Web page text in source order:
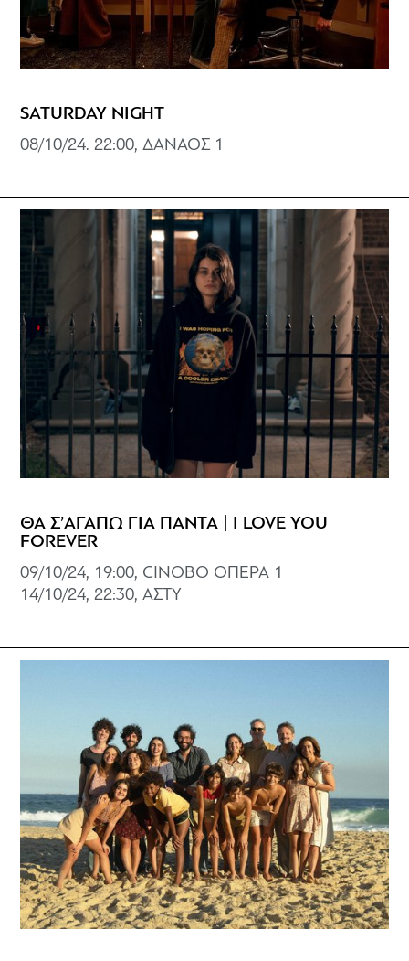
SATURDAY NIGHT
08/10/24. 22:00, ΔΑΝΑΟΣ 1
ΘΑ Σ’ΑΓΑΠΩ ΓΙΑ ΠΑΝΤΑ | I LOVE YOU
FOREVER
09/10/24, 19:00, CINOBO ΟΠΕΡΑ 1
14/10/24, 22:30, ΑΣΤΥ